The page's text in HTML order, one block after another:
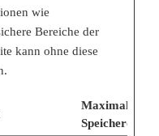
wie
Bereiche der
kann ohne diese
Maximale
Speicherdauer